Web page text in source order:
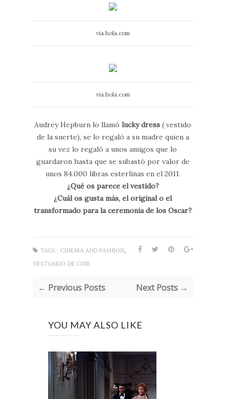
via hola.com
via hola.com
Audrey Hepburn lo llamó lucky dress( vestido
de la suerte), se lo regaló a su madre quien a
su vez lo regaló a unos amigos que lo
guardaron hasta que se subastó por valor de
unos 84.000 libras esterlinas en el 2011.
¿Qué os parece el vestido?
¿Cuál os gusta más, el original o el
transformado para la ceremonia de los Oscar?
TAGS : CINEMA AND FASHION,
VESTUARIO DE CINE
← Previous Posts Next Posts →
YOU MAY ALSO LIKE